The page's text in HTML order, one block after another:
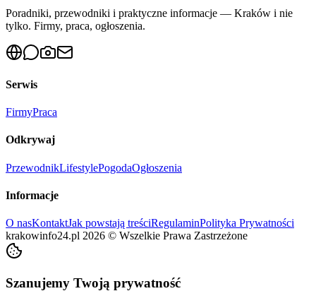
Poradniki, przewodniki i praktyczne informacje — Kraków i nie
tylko. Firmy, praca, ogłoszenia.
Serwis
FirmyPraca
Odkrywaj
PrzewodnikLifestylePogodaOgłoszenia
Informacje
O nasKontaktJak powstają treściRegulaminPolityka Prywatności
krakowinfo24.pl 2026 © Wszelkie Prawa Zastrzeżone
Szanujemy Twoją prywatność